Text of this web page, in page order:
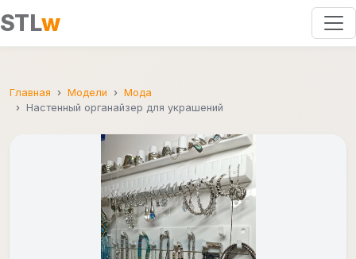
STLw
Главная Модели
Мода
Настенный органайзер для украшений